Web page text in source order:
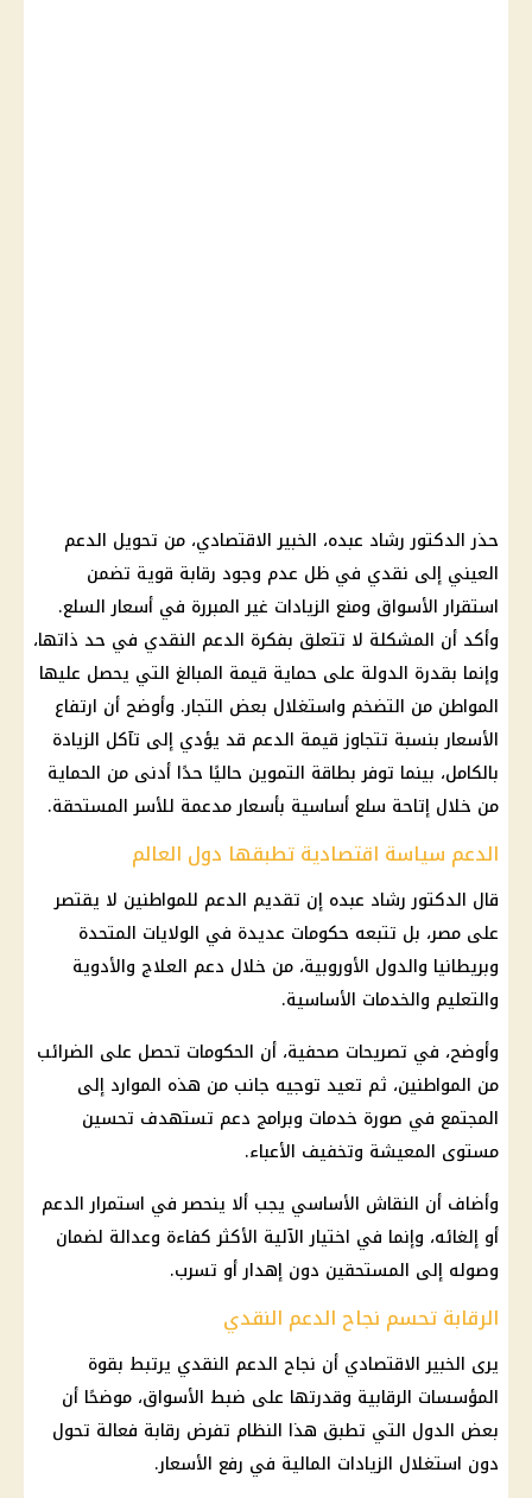
حذر الدكتور رشاد عبده، الخبير الاقتصادي، من تحويل الدعم
العيني إلى نقدي في ظل عدم وجود رقابة قوية تضمن
استقرار الأسواق ومنع الزيادات غير المبررة في أسعار السلع.
وأكد أن المشكلة لا تتعلق بفكرة الدعم النقدي في حد ذاتها،
وإنما بقدرة الدولة على حماية قيمة المبالغ التي يحصل عليها
المواطن من التضخم واستغلال بعض التجار. وأوضح أن ارتفاع
الأسعاربنسبة تتجاوز قيمة الدعم قد يؤدي إلى تآكل الزيادة
بالكامل، بينما توفربطاقة التموين حاليًا حدًا أدنى من الحماية
من خلال إتاحة سلع أساسية بأسعار مدعمة للأسر المستحقة.
الدعم سياسة اقتصادية تطبقها دول العالم
قال الدكتور رشاد عبده إن تقديم الدعم للمواطنين لا يقتصر
على مصر، بل تتبعه حكومات عديدة في الولايات المتحدة
وبريطانيا والدول الأوروبية، من خلال دعم العلاج والأدوية
والتعليم والخدمات الأساسية.
وأوضح، في تصريحات صحفية، أن الحكومات تحصل على الضرائب
من المواطنين، ثم تعيد توجيه جانب من هذه الموارد إلى
المجتمع في صورة خدمات وبرامج دعم تستهدف تحسين
مستوى المعيشة وتخفيف الأعباء.
وأضاف أن النقاش الأساسي يجب ألا ينحصر في استمرار الدعم
أو إلغائه، وإنما في اختيار الآلية الأكثر كفاءة وعدالة لضمان
وصوله إلى المستحقين دون إهدار أو تسرب.
الرقابة تحسم نجاح الدعم النقدي
يرى الخبير الاقتصادي أن نجاح الدعم النقدي يرتبط بقوة
المؤسسات الرقابية وقدرتها على ضبط الأسواق، موضحًا أن
بعض الدول التي تطبق هذا النظام تفرض رقابة فعالة تحول
دون استغلال الزيادات المالية في رفع الأسعار.